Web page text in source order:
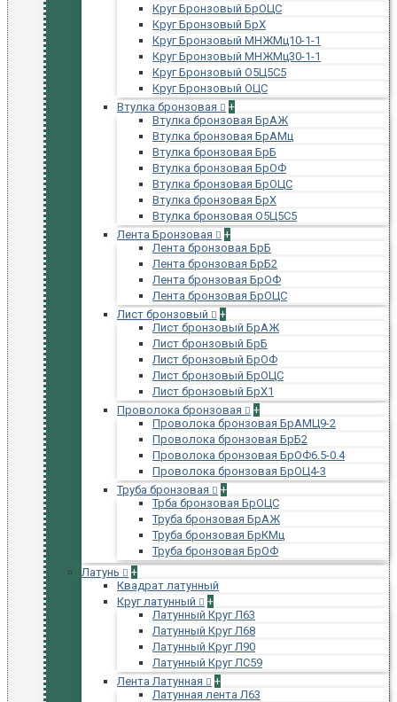
Круг Бронзовый БрОЦС
Круг Бронзовый БрХ
Круг Бронзовый МНЖМц10-1-1
Круг Бронзовый МНЖМц30-1-1
Круг Бронзовый О5Ц5С5
Круг Бронзовый ОЦС
Втулка бронзовая
+
Втулка бронзовая БрАЖ
Втулка бронзовая БрАМц
Втулка бронзовая БрБ
Втулка бронзовая БрОФ
Втулка бронзовая БрОЦС
Втулка бронзовая БрХ
Втулка бронзовая О5Ц5С5
Лента Бронзовая
+
Лента бронзовая БрБ
Лента бронзовая БрБ2
Лента бронзовая БрОФ
Лента бронзовая БрОЦС
Лист бронзовый
+
Лист бронзовый БрАЖ
Лист бронзовый БрБ
Лист бронзовый БрОФ
Лист бронзовый БрОЦС
Лист бронзовый БрХ1
Проволока бронзовая
+
Проволока бронзовая БрАМЦ9-2
Проволока бронзовая БрБ2
Проволока бронзовая БрОФ6.5-0.4
Проволока бронзовая БрОЦ4-3
Труба бронзовая
+
Трба бронзовая БрОЦС
Труба бронзовая БрАЖ
Труба бронзовая БрКМц
Труба бронзовая БрОФ
Латунь
+
Квадрат латунный
Круг латунный
+
Латунный Круг Л63
Латунный Круг Л68
Латунный Круг Л90
Латунный Круг ЛС59
Лента Латунная
+
Латунная лента Л63